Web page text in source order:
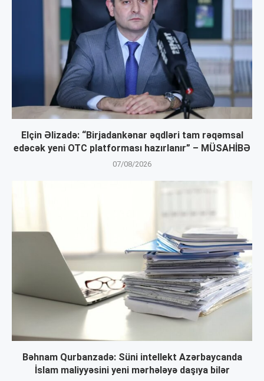
Elçin Əlizadə: “Birjadankənar əqdləri tam rəqəmsal
edəcək yeni OTC platforması hazırlanır” – MÜSAHİBƏ
07/08/2026
Bəhnam Qurbanzadə: Süni intellekt Azərbaycanda
İslam maliyyəsini yeni mərhələyə daşıya bilər